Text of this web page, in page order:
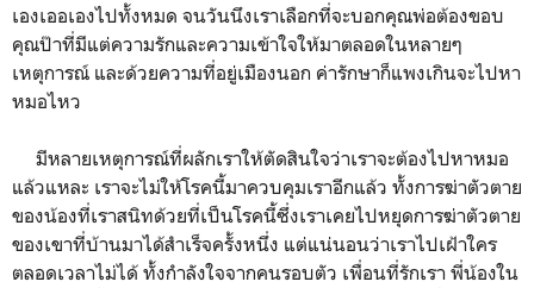
เองเออเองไปทั้งหมด จนวันนึงเราเลือกที่จะบอกคุณพ่อต้องขอบ
คุณป๊าที่มีแต่ความรักและความเข้าใจให้มาตลอดในหลายๆ
เหตุการณ์ และด้วยความที่อยู่เมืองนอก ค่ารักษาก็แพงเกินจะไปหา
หมอไหว
มีหลายเหตุการณ์ที่ผลักเราให้ตัดสินใจว่าเราจะต้องไปหาหมอ
แล้วแหละ เราจะไม่ให้โรคนี้มาควบคุมเราอีกแล้ว ทั้งการฆ่าตัวตาย
ของน้องที่เราสนิทด้วยที่เป็นโรคนี้ซึ่งเราเคยไปหยุดการฆ่าตัวตาย
ของเขาที่บ้านมาได้สำเร็จครั้งหนึ่ง แต่แน่นอนว่าเราไปเฝ้าใคร
ตลอดเวลาไม่ได้ ทั้งกำลังใจจากคนรอบตัว เพื่อนที่รักเรา พี่น้องใน